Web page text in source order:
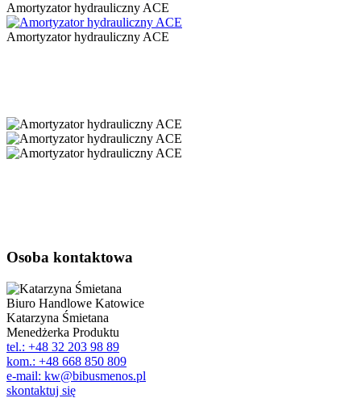
Amortyzator hydrauliczny ACE
Amortyzator hydrauliczny ACE
Osoba kontaktowa
Biuro Handlowe Katowice
Katarzyna Śmietana
Menedżerka Produktu
tel.: +48 32 203 98 89
kom.: +48 668 850 809
e-mail: kw@bibusmenos.pl
skontaktuj się